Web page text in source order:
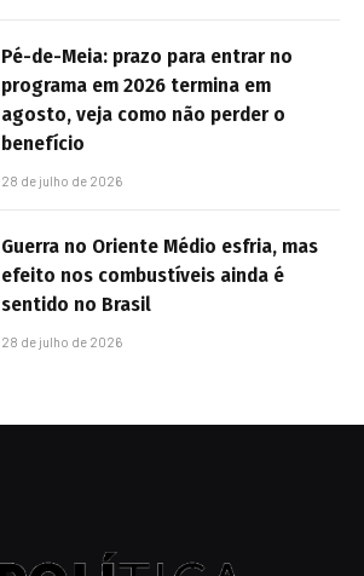
Pé-de-Meia: prazo para entrar no
programa em 2026 termina em
agosto, veja como não perder o
benefício
28 de julho de 2026
Guerra no Oriente Médio esfria, mas
efeito nos combustíveis ainda é
sentido no Brasil
28 de julho de 2026